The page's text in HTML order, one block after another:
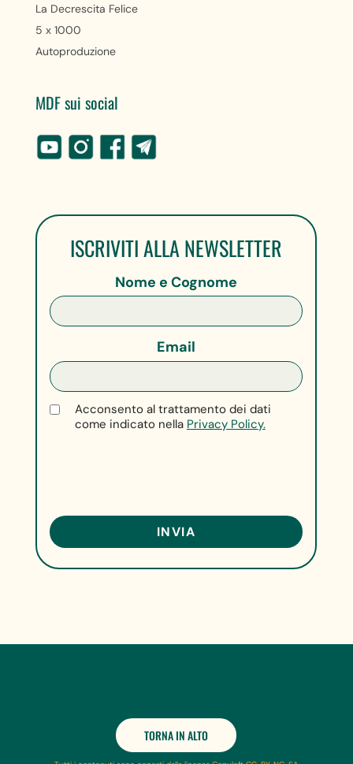
La Decrescita Felice
5 x 1000
Autoproduzione
MDF sui social
ISCRIVITI ALLA NEWSLETTER
Nome e Cognome
Email
Acconsento al trattamento dei dati
come indicato nella Privacy Policy.
TORNA IN ALTO